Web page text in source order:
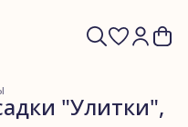
"Улитки",